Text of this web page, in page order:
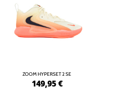
ZOOM HYPERSET 2 SE
149,95 €